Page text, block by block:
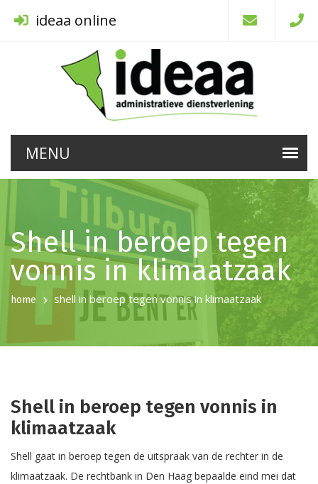
ideaa online
Shell in beroep tegen
vonnis in klimaatzaak
home shell in beroep tegen vonnis in klimaatzaak
Shell in beroep tegen vonnis in
klimaatzaak
Shell gaat in beroep tegen de uitspraak van de rechter in de
klimaatzaak. De rechtbank in Den Haag bepaalde eind mei dat